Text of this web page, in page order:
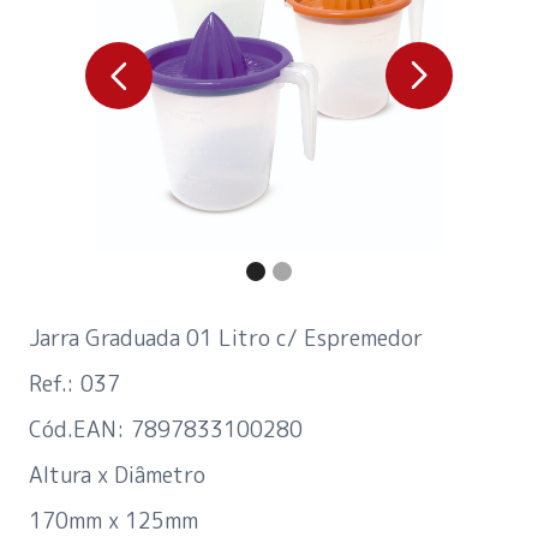
Jarra Graduada 01 Litro c/ Espremedor
Ref.: 037
Cód.EAN: 7897833100280
Altura x Diâmetro
170mm x 125mm